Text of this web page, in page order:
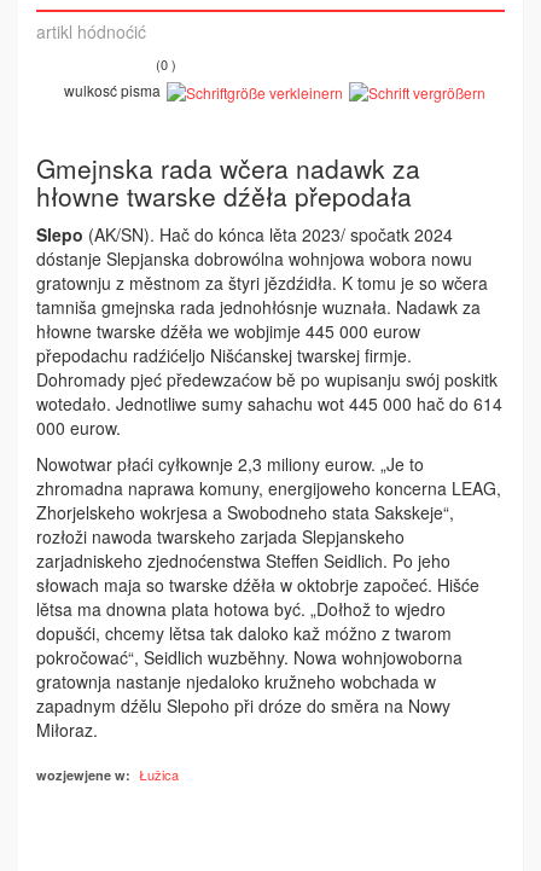
artikl hódnoćić
(0 )
wulkosć pisma
Gmejnska rada wčera nadawk za
hłowne twarske dźěła přepodała
Slepo (AK/SN). Hač do kónca lěta 2023/ spočatk 2024
dóstanje Slepjanska dobrowólna wohnjowa wobora nowu
gratownju z městnom za štyri jězdźidła. K tomu je so wčera
tamniša gmejnska rada jednohłósnje wuznała. Nadawk za
hłowne twarske dźěła we wobjimje 445 000 eurow
přepodachu radźićeljo Nišćanskej twarskej firmje.
Dohromady pjeć předewzaćow bě po wupisanju swój poskitk
wotedało. Jednotliwe sumy sahachu wot 445 000 hač do 614
000 eurow.
Nowotwar płaći cyłkownje 2,3 miliony eurow. „Je to
zhromadna naprawa komuny, energijoweho koncerna LEAG,
Zhorjelskeho wokrjesa a Swobodneho stata Sakskeje“,
rozłoži nawoda twarskeho zarjada Slepjanskeho
zarjadniskeho zjednoćenstwa Steffen Seidlich. Po jeho
słowach maja so twarske dźěła w oktobrje započeć. Hišće
lětsa ma dnowna plata hotowa być. „Dołhož to wjedro
dopušći, chcemy lětsa tak daloko kaž móžno z twarom
pokročować“, Seidlich wuzbě­hny. Nowa wohnjowoborna
gratownja nastanje njedaloko kružneho wobchada w
zapadnym dźělu Slepoho při dróze do směra na Nowy
Miłoraz.
wozjewjene w: Łužica